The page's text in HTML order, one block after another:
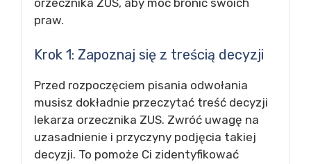
praw.
Krok 1: Zapoznaj się z treścią decyzji
Przed rozpoczęciem pisania odwołania
musisz dokładnie przeczytać treść decyzji
lekarza orzecznika ZUS. Zwróć uwagę na
uzasadnienie i przyczyny podjęcia takiej
decyzji. To pomoże Ci zidentyfikować